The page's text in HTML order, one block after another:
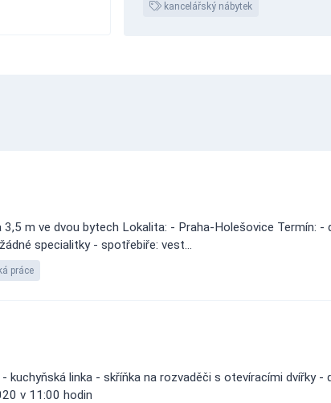
kancelářský nábytek
m ve dvou bytech Lokalita: - Praha-Holešovice Termín: -
specialitky - spotřebiře: vest...
práce
linka - skříňka na rozvaděči s otevíracími dvířky -
v 11:00 hodin